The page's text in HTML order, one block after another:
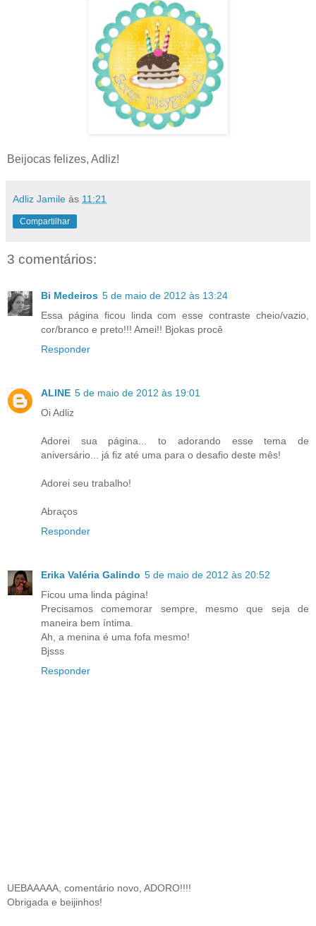
Beijocas felizes, Adliz!
Adliz Jamile às 11:21
Compartilhar
3 comentários:
Bi Medeiros 5 de maio de 2012 às 13:24
Essa página ficou linda com esse contraste cheio/vazio,
cor/branco e preto!!! Amei!! Bjokas procê
Responder
ALINE 5 de maio de 2012 às 19:01
Oi Adliz
Adorei sua página... to adorando esse tema de
aniversário... já fiz até uma para o desafio deste mês!
Adorei seu trabalho!
Abraços
Responder
Erika Valéria Galindo 5 de maio de 2012 às 20:52
Ficou uma linda página!
Precisamos comemorar sempre, mesmo que seja de
maneira bem íntima.
Ah, a menina é uma fofa mesmo!
Bjsss
Responder
UEBAAAAA, comentário novo, ADORO!!!!
Obrigada e beijinhos!